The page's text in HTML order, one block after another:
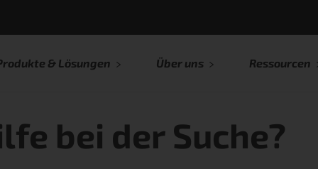
& Lösungen Über uns Ressourcen
bei der Suche?